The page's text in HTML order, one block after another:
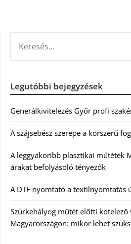
Legutóbbi bejegyzések
Generálkivitelezés Győr profi
A szájsebész szerepe a korszerű
A leggyakoribb plasztikai műtétek
árakat befolyásoló tényezők
A DTF nyomtató a textilnyomtatás
Szürkehályog műtét előtti kötelező
Magyarországon: mikor lehet